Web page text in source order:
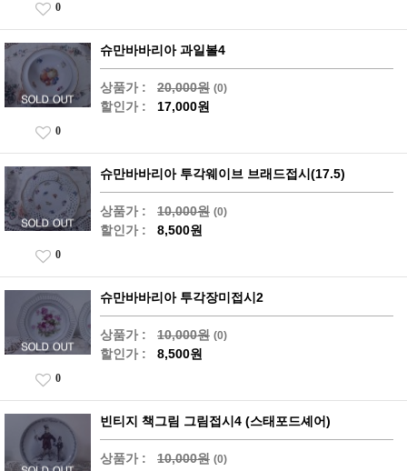
0
슈만바바리아 과일볼4
상품가 : 20,000원 (0)
할인가 : 17,000원
0
슈만바바리아 투각웨이브 브래드접시(17.5)
상품가 : 10,000원 (0)
할인가 : 8,500원
0
슈만바바리아 투각장미접시2
상품가 : 10,000원 (0)
할인가 : 8,500원
0
빈티지 책그림 그림접시4 (스태포드셰어)
상품가 : 10,000원 (0)